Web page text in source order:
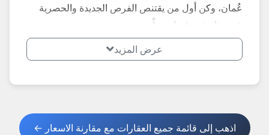
عُمان، وكن أول من يقتنص الفرص الجديدة والحصرية
عبر متابعة موقعنا يومياً.
عرض المزيد
اذهب إلى قائمة جميع العقارات مع مقارنة الاسعار ←